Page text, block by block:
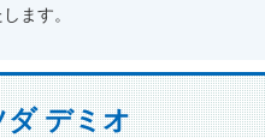
ます。
デミオ